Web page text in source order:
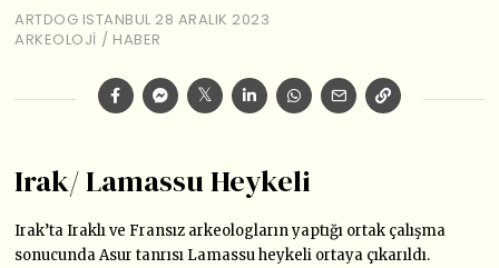
ARTDOG ISTANBUL 28 ARALIK 2023
ARKEOLOJI / HABER
Irak/ Lamassu Heykeli
Irak’ta Iraklı ve Fransız arkeologların yaptığı ortak çalışma
sonucunda Asur tanrısı Lamassu heykeli ortaya çıkarıldı.